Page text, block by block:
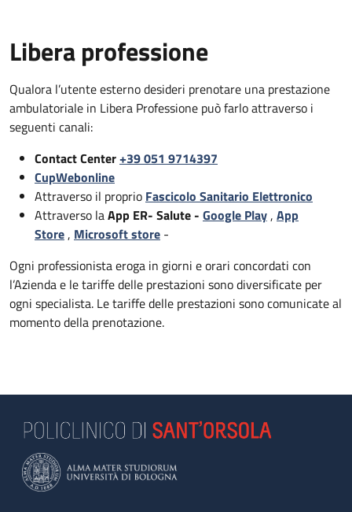
Libera professione
Qualora l’utente esterno desideri prenotare una prestazione
ambulatoriale in Libera Professione può farlo attraverso i
seguenti canali:
Contact Center+39 051 9714397
CupWebonline
Attraverso il proprio Fascicolo Sanitario Elettronico
Attraverso laApp ER- Salute - Google Play, App
Store, Microsoft store -
Ogni professionista eroga in giorni e orari concordati con
l’Azienda e le tariffe delle prestazioni sono diversificate per
ogni specialista. Le tariffe delle prestazioni sono comunicate al
momento della prenotazione.